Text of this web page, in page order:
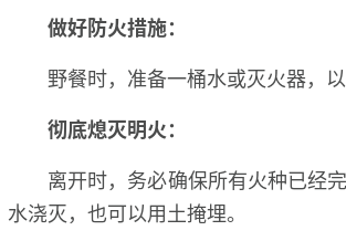
做好防火措施：
野餐时，准备一桶水或灭火器，以
彻底熄灭明火：
离开时，务必确保所有火种已经
水浇灭，也可以用土掩埋。